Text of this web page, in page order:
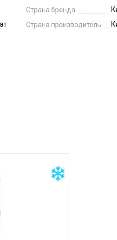
Страна бренда
Страна производитель